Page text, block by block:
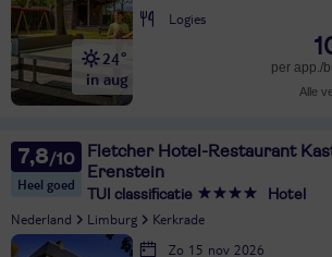
24°
in aug
Logies
per app./
Alle
7,8
Heel goed
Fletcher Hotel-Restaurant
Erenstein
TUI classificatie Hotel
Nederland Limburg Kerkrade
Zo 15 nov 2026